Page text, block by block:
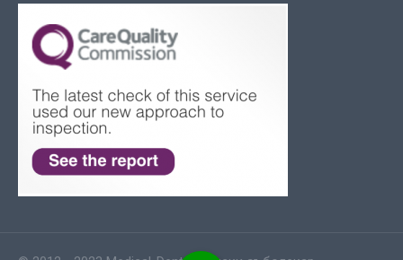
Romanian
Slovak